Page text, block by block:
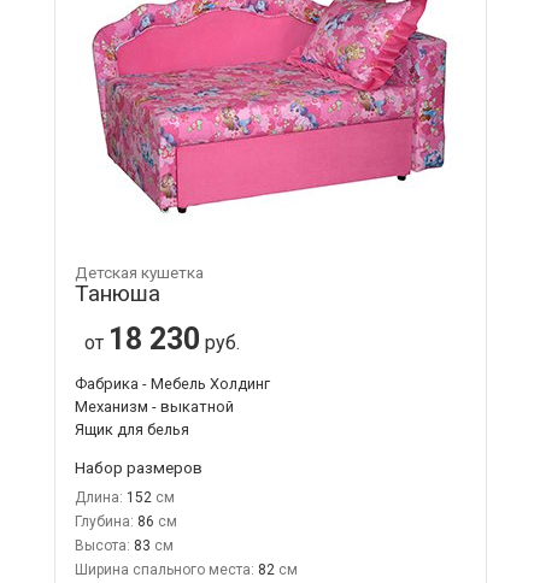
Детская кушетка
Танюша
от 18 230 руб.
Фабрика - Мебель Холдинг
Механизм - выкатной
Ящик для белья
Набор размеров
Длина: 152
Глубина: 86
Высота: 83
Ширина спального места: 82